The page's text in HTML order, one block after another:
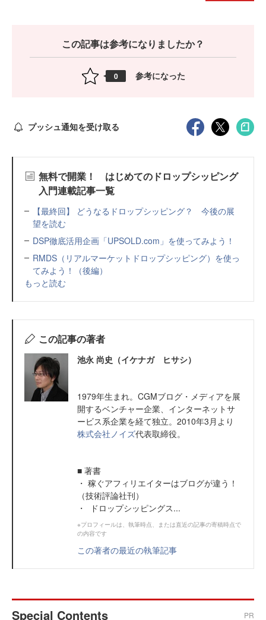
この記事は参考になりましたか？
0 参考になった
プッシュ通知を受け取る
無料で開業！ はじめてのドロップシッピング
入門連載記事一覧
【最終回】 どうなるドロップシッピング？ 今後の展
望を読む
DSP徹底活用企画「UPSOLD.com」を使ってみよう！
RMDS（リアルマーケットドロップシッピング）を使っ
てみよう！（後編）
もっと読む
この記事の著者
池永 尚史（イケナガ ヒサシ）
1979年生まれ。CGMブログ・メディアを展
開するベンチャー企業、インターネットサ
ービス系企業を経て独立。2010年3月より
株式会社ノイズ代表取締役。
■ 著書
・ 稼ぐアフィリエイターはブログが違う！
（技術評論社刊）
・ ドロップシッピングス...
※プロフィールは、執筆時点、または直近の記事の寄稿時点で
の内容です
この著者の最近の執筆記事
Special Contents PR